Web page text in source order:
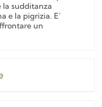
la sudditanza
e la pigrizia. E’
un